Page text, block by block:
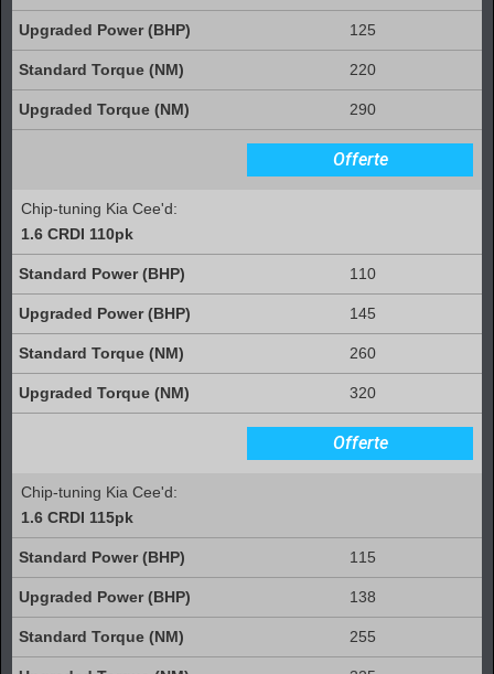
125
220
290
Offerte
Chip-tuning Kia Cee'd:
1.6 CRDI 110pk
110
145
260
320
Offerte
Chip-tuning Kia Cee'd:
1.6 CRDI 115pk
115
138
255